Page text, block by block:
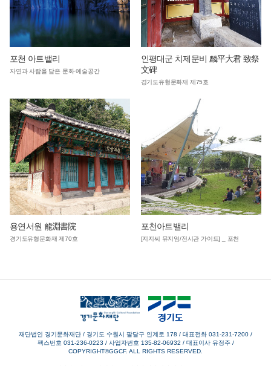
포천 아트밸리
자연과 사람을 담은 문화·예술공간
인평대군 치제문비 麟平大君 致祭
文碑
경기도유형문화재 제75호
용연서원 龍淵書院
경기도유형문화재 제70호
포천아트밸리
[지지씨 뮤지엄/전시관 가이드] _ 포천
재단법인 경기문화재단 / 경기도 수원시 팔달구 인계로 178 / 대표전화 031-231-7200 /
팩스번호 031-236-0223 / 사업자번호 135-82-06932 / 대표이사 유정주/
COPYRIGHT©GGCF. ALL RIGHTS RESERVED.